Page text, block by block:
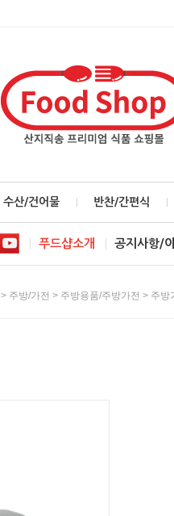
수산/건어물 반찬/간편식
푸드샵소개 공지사항/
> 주방/가전 > 주방용품/주방가전 > 주방